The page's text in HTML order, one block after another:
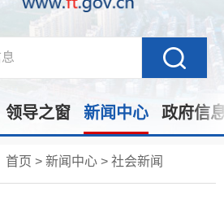
领导之窗 新闻中心 政府信
首页 > 新闻中心 > 社会新闻